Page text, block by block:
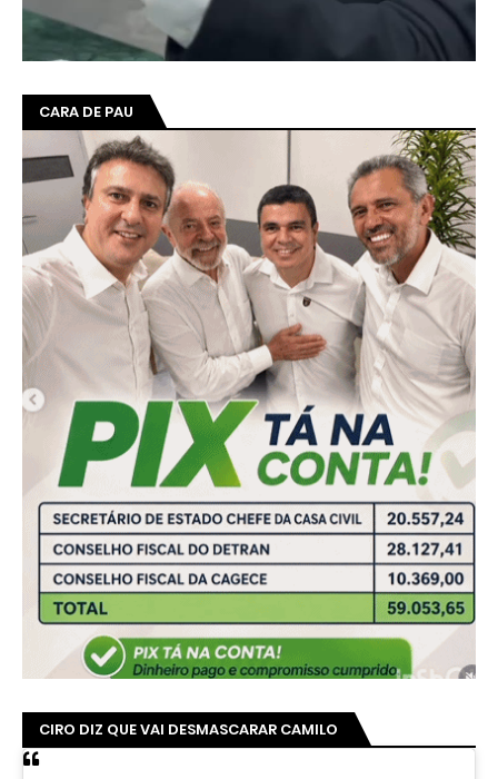
CARA DE PAU
CIRO DIZ QUE VAI DESMASCARAR CAMILO